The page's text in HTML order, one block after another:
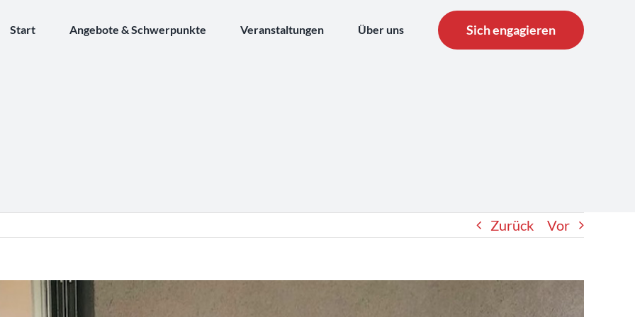
Start Angebote & Schwerpunkte Veranstaltungen Über uns Sich engagieren
Zurück Vor